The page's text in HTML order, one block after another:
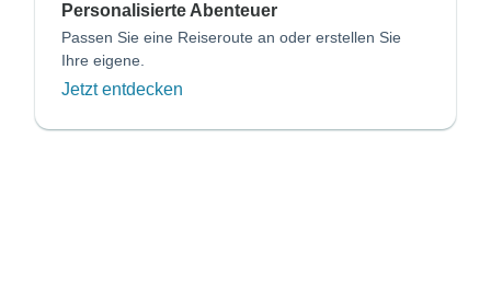
Personalisierte Abenteuer
Passen Sie eine Reiseroute an oder erstellen Sie
Ihre eigene.
Jetzt entdecken